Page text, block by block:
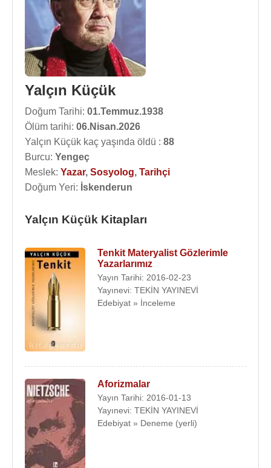
Yalçın Küçük
Doğum Tarihi: 01.Temmuz.1938
Ölüm tarihi: 06.Nisan.2026
Yalçın Küçük kaç yaşında öldü : 88
Burcu: Yengeç
Meslek: Yazar, Sosyolog, Tarihçi
Doğum Yeri: İskenderun
Yalçın Küçük Kitapları
Tenkit Materyalist Gözlerimle
Yazarlarımız
Yayın Tarihi: 2016-02-23
Yayınevi: TEKİN YAYINEVİ
Edebiyat » İnceleme
Aforizmalar
Yayın Tarihi: 2016-01-13
Yayınevi: TEKİN YAYINEVİ
Edebiyat » Deneme (yerli)